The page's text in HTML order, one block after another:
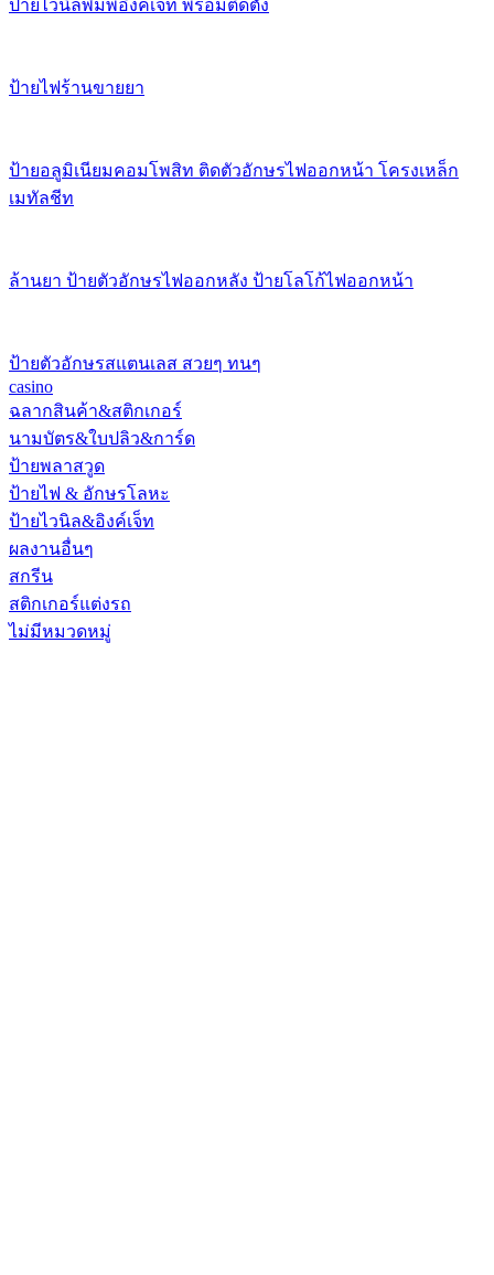
ป้ายไวนิลพิมพ์อิงค์เจ็ท พร้อมติดตั้ง
ป้ายไฟร้านขายยา
ป้ายอลูมิเนียมคอมโพสิท ติดตัวอักษรไฟออกหน้า โครงเหล็ก
เมทัลชีท
ล้านยา ป้ายตัวอักษรไฟออกหลัง ป้ายโลโก้ไฟออกหน้า
ป้ายตัวอักษรสแตนเลส สวยๆ ทนๆ
casino
ฉลากสินค้า&สติกเกอร์
นามบัตร&ใบปลิว&การ์ด
ป้ายพลาสวูด
ป้ายไฟ & อักษรโลหะ
ป้ายไวนิล&อิงค์เจ็ท
ผลงานอื่นๆ
สกรีน
สติกเกอร์แต่งรถ
ไม่มีหมวดหมู่